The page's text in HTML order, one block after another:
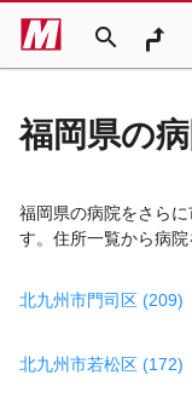
search
福岡県の
福岡県の病院をさら
す。住所一覧から病院
北九州市門司区 (209)
北九州市若松区 (172)